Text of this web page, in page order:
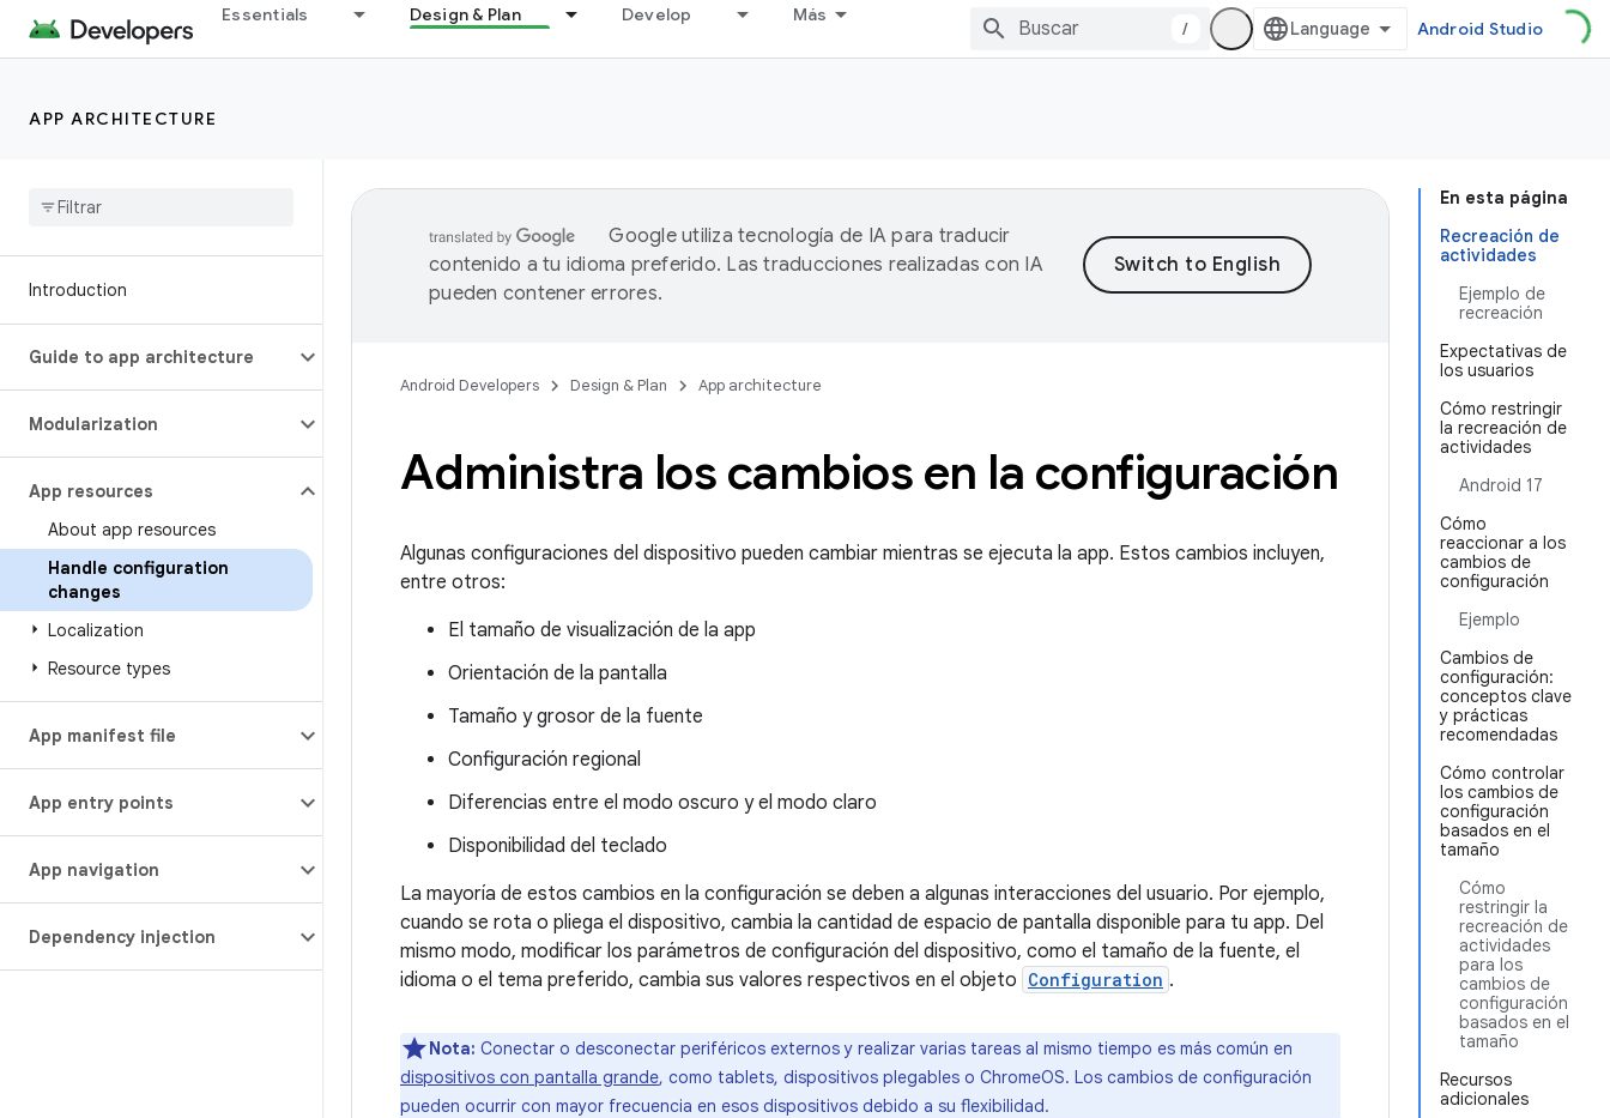
Essentials Design & Plan Develop Más
/ Android Studio
APP ARCHITECTURE
Introduction
Guide to app architecture
Modularization
App resources
About app resources
Handle configuration
changes
Localization
Resource types
App manifest file
App entry points
App navigation
Dependency injection
En esta página
Recreación de
actividades
Ejemplo de
recreación
Expectativas de
los usuarios
Cómo restringir
la recreación de
actividades
Android 17
Cómo
reaccionar a los
cambios de
configuración
Ejemplo
Cambios de
configuración:
conceptos clave
y prácticas
recomendadas
Cómo controlar
los cambios de
configuración
basados en el
tamaño
Cómo
restringir la
recreación de
actividades
para los
cambios de
configuración
basados en el
tamaño
Recursos
adicionales
Google utiliza tecnología de IA para traducir
contenido a tu idioma preferido. Las traducciones realizadas con IA
pueden contener errores.
Android Developers Design & Plan App architecture
Administra los cambios en la configuración
Algunas configuraciones del dispositivo pueden cambiar mientras se ejecuta la app. Estos cambios incluyen,
entre otros:
El tamaño de visualización de la app
Orientación de la pantalla
Tamaño y grosor de la fuente
Configuración regional
Diferencias entre el modo oscuro y el modo claro
Disponibilidad del teclado
La mayoría de estos cambios en la configuración se deben a algunas interacciones del usuario. Por ejemplo,
cuando se rota o pliega el dispositivo, cambia la cantidad de espacio de pantalla disponible para tu app. Del
mismo modo, modificar los parámetros de configuración del dispositivo, como el tamaño de la fuente, el
idioma o el tema preferido, cambia sus valores respectivos en el objeto Configuration .
Nota: Conectar o desconectar periféricos externos y realizar varias tareas al mismo tiempo es más común en
dispositivos con pantalla grande, como tablets, dispositivos plegables o ChromeOS. Los cambios de configuración
pueden ocurrir con mayor frecuencia en esos dispositivos debido a su flexibilidad.